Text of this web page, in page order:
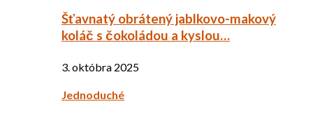
Šťavnatý obrátený jablkovo-makový
koláč s čokoládou a kyslou…
3. októbra 2025
Jednoduché